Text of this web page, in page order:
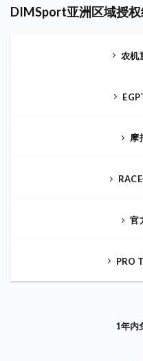
DIMSport亚洲区域授
农机
摩
官
PRO
1年内